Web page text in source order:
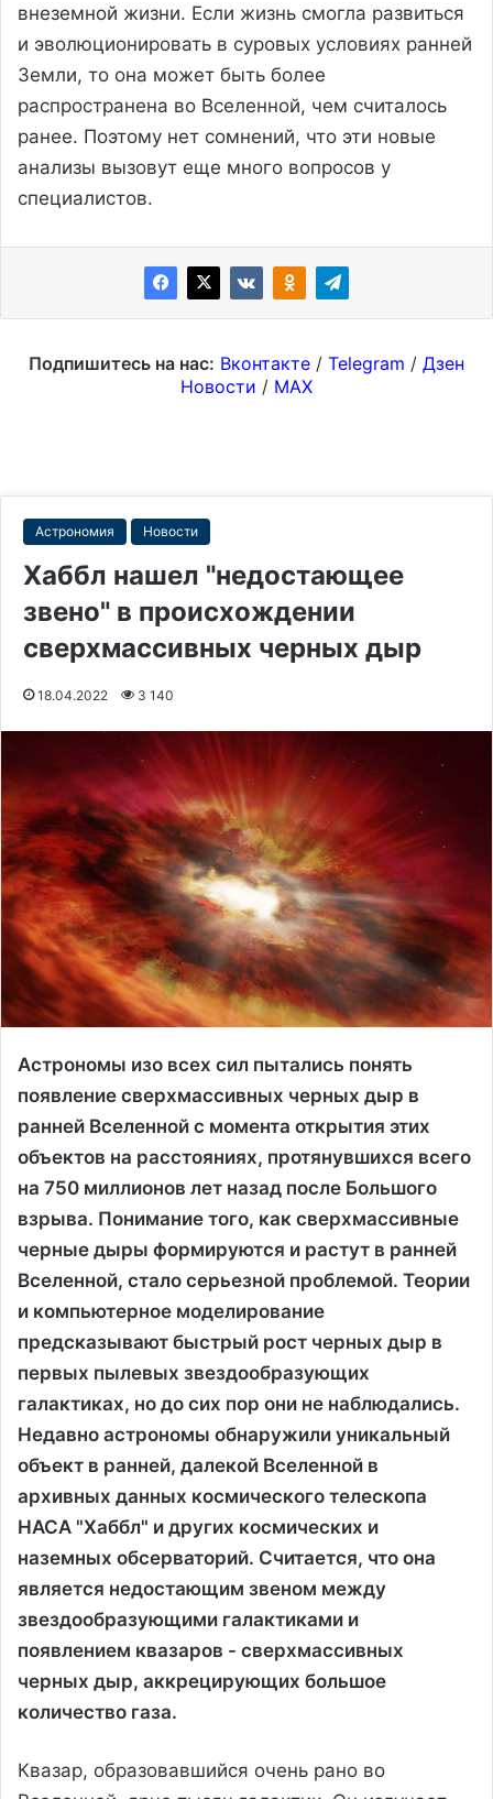
внеземной жизни. Если жизнь смогла развиться
и эволюционировать в суровых условиях ранней
Земли, то она может быть более
распространена во Вселенной, чем считалось
ранее. Поэтому нет сомнений, что эти новые
анализы вызовут еще много вопросов у
специалистов.
Подпишитесь на нас: Вконтакте / Telegram / Дзен
Новости / MAX